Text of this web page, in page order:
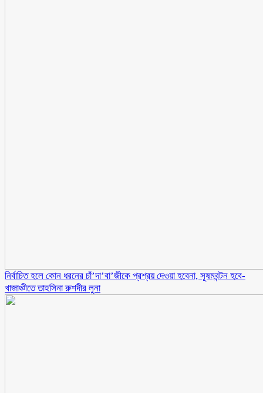
নির্বাচিত হলে কোন ধরনের চাঁ’দা’বা’জীকে প্রশ্রয় দেওয়া হবেনা, সূষমবন্টন হবে-
খাজাঞ্চীতে তাহসিনা রুশদীর লুনা